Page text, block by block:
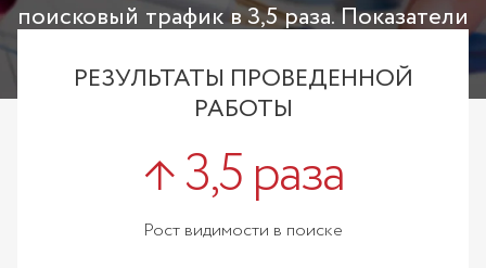
поисковый трафик в 3,5 раза. Показатели
сезонность тематики.
РЕЗУЛЬТАТЫ ПРОВЕДЕННОЙ
РАБОТЫ
↑ 3,5 раза
Рост видимости в поиске